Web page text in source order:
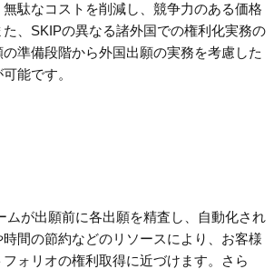
駄なコストを削減し、競争力のある価格
、SKIPの異なる諸外国での権利化実務の
準備段階から外国出願の実務を考慮した
能です。
ムが出願前に各出願を精査し、自動化され
間の節約などのリソースにより、お客様
ォリオの権利取得に近づけます。さら